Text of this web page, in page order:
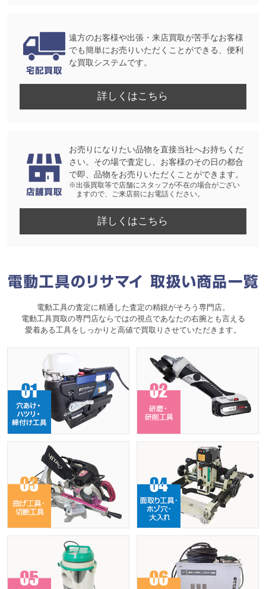
遠方のお客様や出張・来店買取が苦手なお客様
でも簡単にお売りいただくことができる、便利
な買取システムです。
詳しくはこちら
お売りになりたい品物を直接当社へお持ちくだ
さい。その場で査定し、お客様のその日の都合
で即、品物をお売りいただくことができます。
※出張買取等で店舗にスタッフが不在の場合がござい
ますので、ご来店前にお電話ください。
詳しくはこちら
電動工具の査定に精通した査定の精鋭がそろう専門店。
電動工具買取の専門店ならではの視点であなたの右腕とも言える
愛着ある工具をしっかりと高値で買取りさせていただきます。